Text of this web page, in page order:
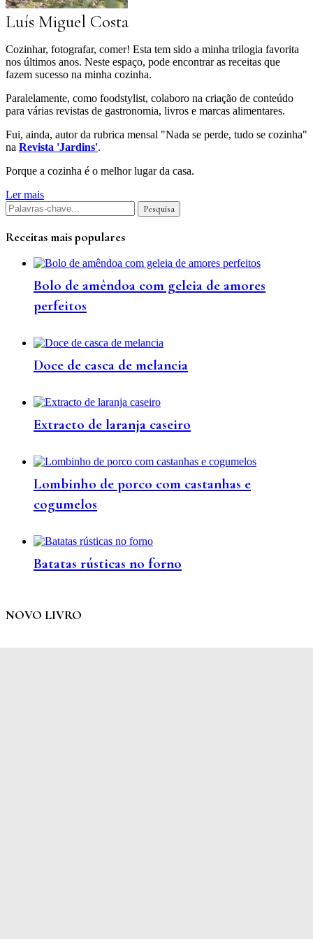
Luís Miguel Costa
Cozinhar, fotografar, comer! Esta tem sido a minha trilogia favorita
nos últimos anos. Neste espaço, pode encontrar as receitas que
fazem sucesso na minha cozinha.
Paralelamente, como foodstylist, colaboro na criação de conteúdo
para várias revistas de gastronomia, livros e marcas alimentares.
Fui, ainda, autor da rubrica mensal "Nada se perde, tudo se cozinha"
na Revista 'Jardins'.
Porque a cozinha é o melhor lugar da casa.
Ler mais
Receitas mais populares
Bolo de amêndoa com geleia de amores
perfeitos
Doce de casca de melancia
Extracto de laranja caseiro
Lombinho de porco com castanhas e
cogumelos
Batatas rústicas no forno
NOVO LIVRO